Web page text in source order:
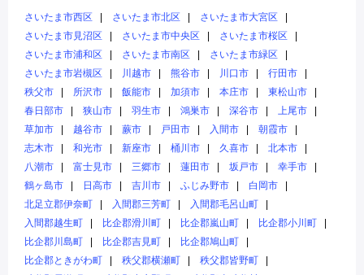
さいたま市西区 さいたま市北区
さいたま市大宮区
さいたま市見沼区
さいたま市中央区
さいたま市桜区
さいたま市浦和区
さいたま市南区
さいたま市緑区
さいたま市岩槻区
川越市 熊谷市 川口市
行田市
秩父市
所沢市 飯能市 加須市 本庄市
東松山市
春日部市
狭山市 羽生市 鴻巣市 深谷市
上尾市
草加市
越谷市 蕨市 戸田市 入間市
朝霞市
志木市
和光市 新座市 桶川市 久喜市
北本市
八潮市
富士見市 三郷市 蓮田市 坂戸市
幸手市
鶴ヶ島市
日高市 吉川市 ふじみ野市
白岡市
北足立郡伊奈町
入間郡三芳町
入間郡毛呂山町
入間郡越生町
比企郡滑川町 比企郡嵐山町
比企郡小川町
比企郡川島町
比企郡吉見町
比企郡鳩山町
比企郡ときがわ町
秩父郡横瀬町
秩父郡皆野町